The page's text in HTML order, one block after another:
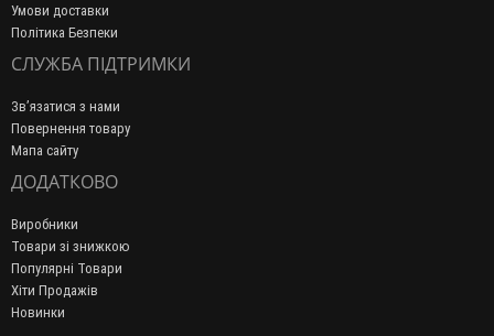
Умови доставки
Політика Безпеки
СЛУЖБА ПІДТРИМКИ
Зв’язатися з нами
Повернення товару
Мапа сайту
ДОДАТКОВО
Виробники
Товари зі знижкою
Популярні Товари
Хіти Продажів
Новинки